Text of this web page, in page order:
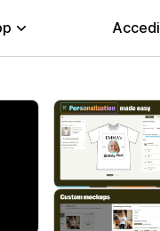
Accedi